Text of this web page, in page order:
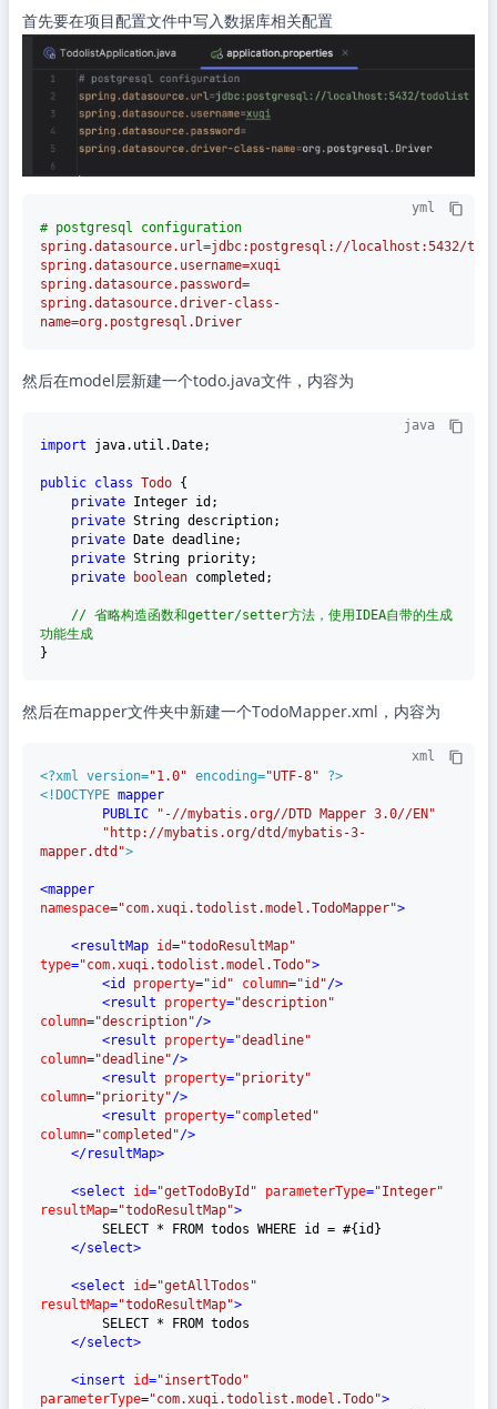
首先要在项目配置文件中写入数据库相关配置
yml
# postgresql configuration
spring.datasource.url=jdbc:postgresql://localhost:5432/
spring.datasource.username=xuqi
spring.datasource.password=
spring.datasource.driver-class-
name=org.postgresql.Driver
然后在model层新建一个todo.java文件，内容为
java
import java.util.Date;
public class Todo {
private Integer id;
private String description;
private Date deadline;
private String priority;
private
boolean completed;
// 省略构造函数和getter/setter方法，使用IDEA自带的生成
功能生成
然后在mapper文件夹中新建一个TodoMapper.xml，内容为
xml
<?xml version="1.0" encoding="UTF-8" ?>
<!DOCTYPE mapper
PUBLIC
"-//mybatis.org//DTD Mapper 3.0//EN"
"http://mybatis.org/dtd/mybatis-3-
mapper.dtd">
<mapper
namespace="com.xuqi.todolist.model.TodoMapper">
<resultMap id="todoResultMap"
type="com.xuqi.todolist.model.Todo">
<id property="id" column="id"/>
<result property="description"
column="description"/>
<result property="deadline"
column="deadline"/>
<result property="priority"
column="priority"/>
<result property="completed"
column="completed"/>
</resultMap>
<select id="getTodoById" parameterType="Integer"
resultMap="todoResultMap">
</select>
<select id="getAllTodos"
resultMap="todoResultMap">
</select>
<insert id="insertTodo"
parameterType="com.xuqi.todolist.model.Todo">